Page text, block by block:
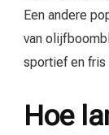
Een andere
van
sportief en fris
Hoe